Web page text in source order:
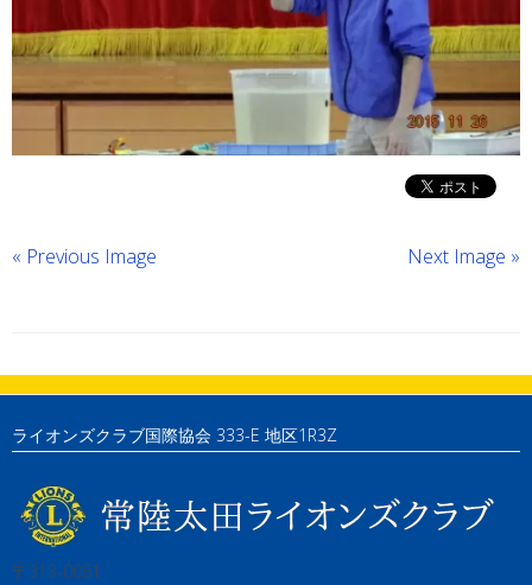
« Previous Image Next Image »
ライオンズクラブ国際協会 333-E 地区1R3Z
〒313-0061